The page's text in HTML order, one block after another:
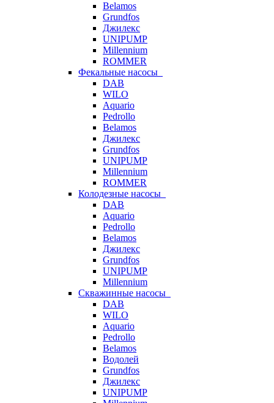
Belamos
Grundfos
Джилекс
UNIPUMP
Millennium
ROMMER
Фекальные насосы
DAB
WILO
Aquario
Pedrollo
Belamos
Джилекс
Grundfos
UNIPUMP
Millennium
ROMMER
Колодезные насосы
DAB
Aquario
Pedrollo
Belamos
Джилекс
Grundfos
UNIPUMP
Millennium
Скважинные насосы
DAB
WILO
Aquario
Pedrollo
Belamos
Водолей
Grundfos
Джилекс
UNIPUMP